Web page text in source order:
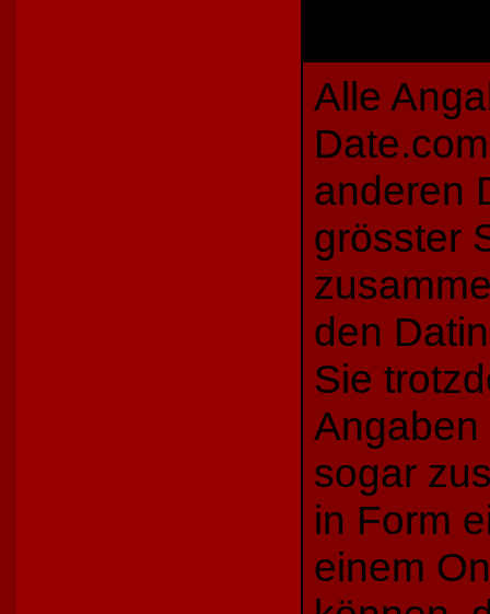
Alle
anderen
grösster
den
Sie
Angaben
sogar
in Form
einem